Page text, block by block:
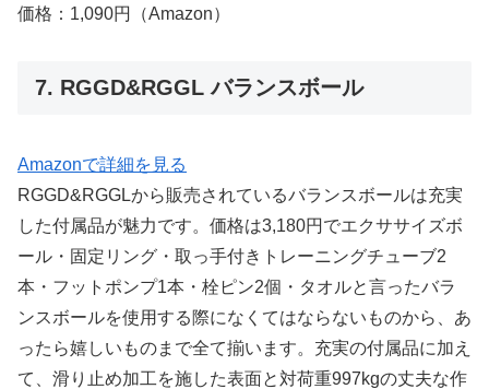
価格：1,090円（Amazon）
7. RGGD&RGGL バランスボール
Amazonで詳細を見る
RGGD&RGGLから販売されているバランスボールは充実
した付属品が魅力です。価格は3,180円でエクササイズボ
ール・固定リング・取っ手付きトレーニングチューブ2
本・フットポンプ1本・栓ピン2個・タオルと言ったバラ
ンスボールを使用する際になくてはならないものから、あ
ったら嬉しいものまで全て揃います。充実の付属品に加え
て、滑り止め加工を施した表面と対荷重997kgの丈夫な作